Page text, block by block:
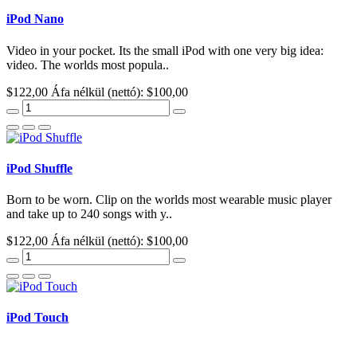
iPod Nano
Video in your pocket. Its the small iPod with one very big idea:
video. The worlds most popula..
$122,00 Áfa nélkül (nettó): $100,00
iPod Shuffle
Born to be worn. Clip on the worlds most wearable music player
and take up to 240 songs with y..
$122,00 Áfa nélkül (nettó): $100,00
iPod Touch